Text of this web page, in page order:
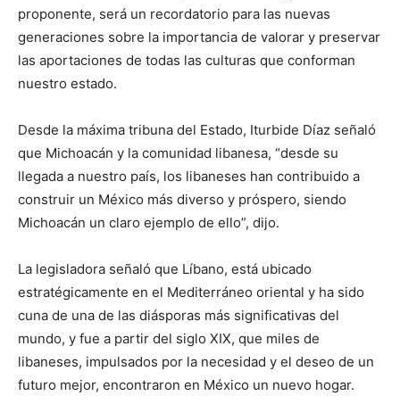
proponente, será un recordatorio para las nuevas
generaciones sobre la importancia de valorar y preservar
las aportaciones de todas las culturas que conforman
nuestro estado.
Desde la máxima tribuna del Estado, Iturbide Díaz señaló
que Michoacán y la comunidad libanesa, “desde su
llegada a nuestro país, los libaneses han contribuido a
construir un México más diverso y próspero, siendo
Michoacán un claro ejemplo de ello”, dijo.
La legisladora señaló que Líbano, está ubicado
estratégicamente en el Mediterráneo oriental y ha sido
cuna de una de las diásporas más significativas del
mundo, y fue a partir del siglo XIX, que miles de
libaneses, impulsados por la necesidad y el deseo de un
futuro mejor, encontraron en México un nuevo hogar.